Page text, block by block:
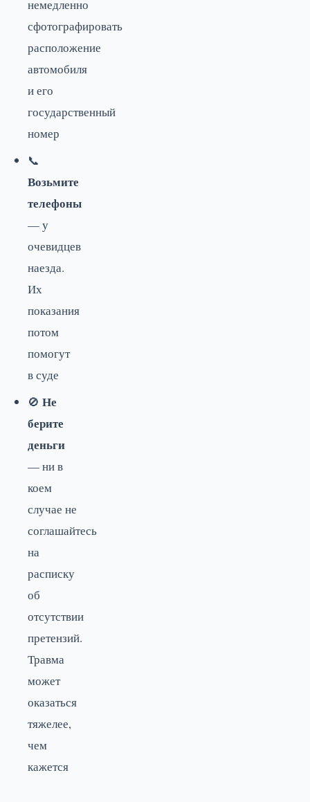
немедленно
сфотографировать
расположение
автомобиля
и его
государственный
номер
📞
Возьмите
телефоны
— у
очевидцев
наезда.
Их
показания
потом
помогут
в суде
🚫 Не
берите
деньги
— ни в
коем
случае не
соглашайтесь
на
расписку
об
отсутствии
претензий.
Травма
может
оказаться
тяжелее,
чем
кажется